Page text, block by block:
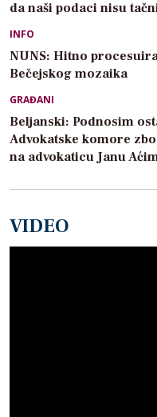
da naši podaci nisu
INFO
NUNS: Hitno
Bečejskog mozaika
GRAĐANI
Beljanski: Podnosim
Advokatske komore
na advokaticu Janu
VIDEO